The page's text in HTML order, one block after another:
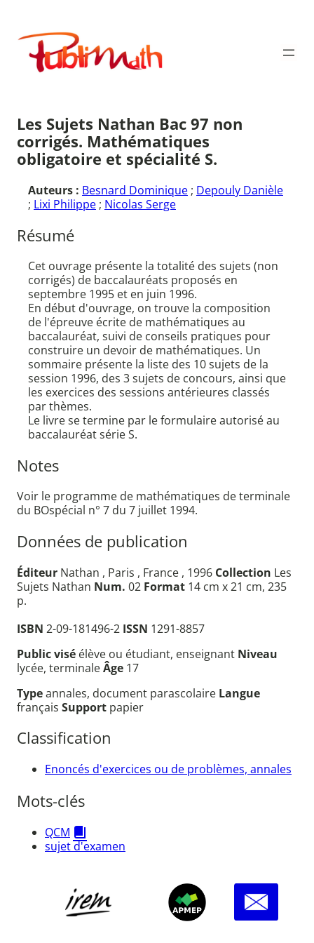
contenu
Publimath
Les Sujets Nathan Bac 97 non
corrigés. Mathématiques
obligatoire et spécialité S.
Auteurs : Besnard Dominique ; Depouly Danièle
; Lixi Philippe ; Nicolas Serge
Résumé
Cet ouvrage présente la totalité des sujets (non
corrigés) de baccalauréats proposés en
septembre 1995 et en juin 1996.
En début d'ouvrage, on trouve la composition
de l'épreuve écrite de mathématiques au
baccalauréat, suivi de conseils pratiques pour
construire un devoir de mathématiques. Un
sommaire présente la liste des 10 sujets de la
session 1996, des 3 sujets de concours, ainsi que
les exercices des sessions antérieures classés
par thèmes.
Le livre se termine par le formulaire autorisé au
baccalauréat série S.
Notes
Voir le programme de mathématiques de terminale
du BOspécial n° 7 du 7 juillet 1994.
Données de publication
Éditeur Nathan , Paris , France , 1996 Collection Les
Sujets Nathan Num. 02 Format 14 cm x 21 cm, 235
p.
ISBN 2-09-181496-2 ISSN 1291-8857
Public visé élève ou étudiant, enseignant Niveau
lycée, terminaleÂge 17
Typeannales, document parascolaire Langue
français Support papier
Classification
Enoncés d'exercices ou de problèmes, annales
Mots-clés
QCM
sujet d'examen